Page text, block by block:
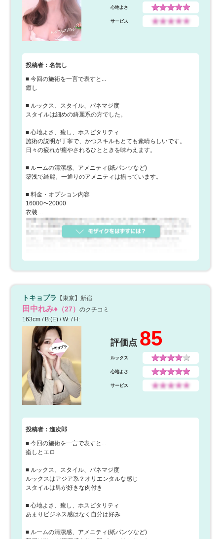
心地よさ
サービス
投稿者：名無し
■ 今回の施術を一言で表すと...
癒し
■ ルックス、スタイル、パネマジ度
スタイルは細めの綺麗系の方でした。
■ 心地よさ、癒し、ホスピタリティ
施術の説明が丁寧で、かつスキルもとても素晴らしいです。
日々の疲れが癒やされるひとときを味わえます。
■ ルームの清潔感、アメニティ(紙パンツなど)
築浅で綺麗。一通りのアメニティは揃っています。
■ 料金・オプション内容
16000〜20000
衣装…
トキョプラ 【東京】新宿
田中れみ♦︎（27） のクチコミ
163cm / B:(E) / W: / H:
評価点 85
ルックス
心地よさ
サービス
投稿者：進次郎
■ 今回の施術を一言で表すと...
癒しとエロ
■ ルックス、スタイル、パネマジ度
ルックスはアジア系？オリエンタルな感じ
スタイルは男が好きな肉付き
■ 心地よさ、癒し、ホスピタリティ
あまりビジネス感はなく自分は好み
■ ルームの清潔感、アメニティ(紙パンツなど)